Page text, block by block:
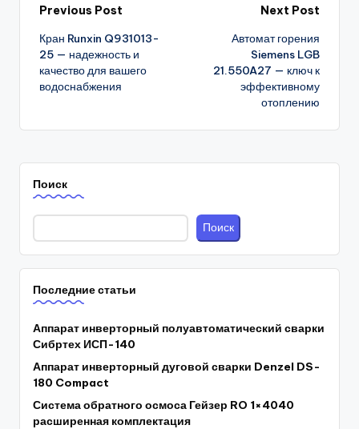
Post
navigation
Previous Post
Кран Runxin Q931013-
25 — надежность и
качество для вашего
водоснабжения
Next Post
Автомат горения
Siemens LGB
21.550A27 — ключ к
эффективному
отоплению
Поиск
Поиск
Последние статьи
Аппарат инверторный полуавтоматический сварки
Сибртех ИСП-140
Аппарат инверторный дуговой сварки Denzel DS-
180 Compact
Система обратного осмоса Гейзер RO 1×4040
расширенная комплектация